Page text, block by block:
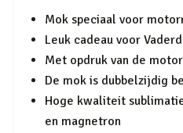
Mok speciaal voor
Leuk cadeau voor
Met opdruk van de
De mok is dubbelzijdig
Hoge kwaliteit
en magnetron